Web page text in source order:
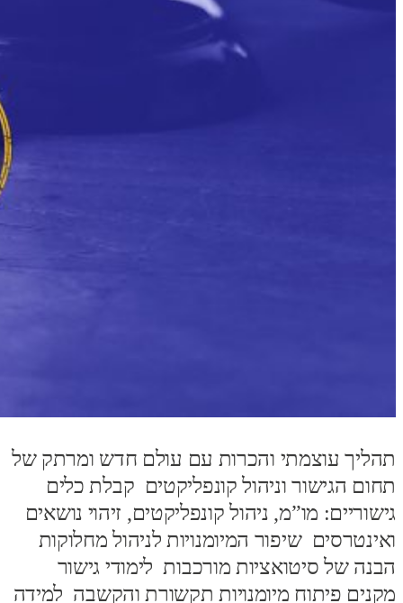
תהליך עוצמתי והכרות עם עולם חדש ומרתק של
תחום הגישור וניהול קונפליקטים קבלת כלים
גישוריים: מו”מ, ניהול קונפליקטים, זיהוי נושאים
ואינטרסים שיפור המיומנויות לניהול מחלוקות
הבנה של סיטואציות מורכבות לימודי גישור
מקנים פיתוח מיומנויות תקשורת והקשבה למידה